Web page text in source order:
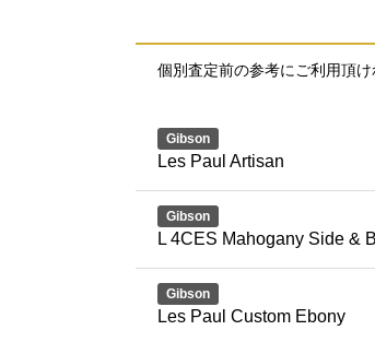
個別査定前の参考にご利用頂け
Gibson
Les Paul Artisan
Gibson
L 4CES Mahogany Side &
Gibson
Les Paul Custom Ebony